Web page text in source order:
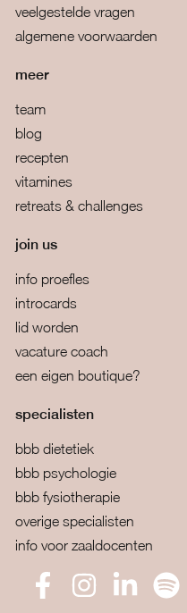
veelgestelde vragen
algemene voorwaarden
meer
team
blog
recepten
vitamines
retreats & challenges
join us
info proefles
introcards
lid worden
vacature coach
een eigen boutique?
specialisten
bbb dietetiek
bbb psychologie
bbb fysiotherapie
overige specialisten
info voor zaaldocenten